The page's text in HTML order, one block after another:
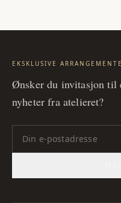
EKSKLUSIVE
Ønsker du invitasjon til
nyheter fra atelieret?